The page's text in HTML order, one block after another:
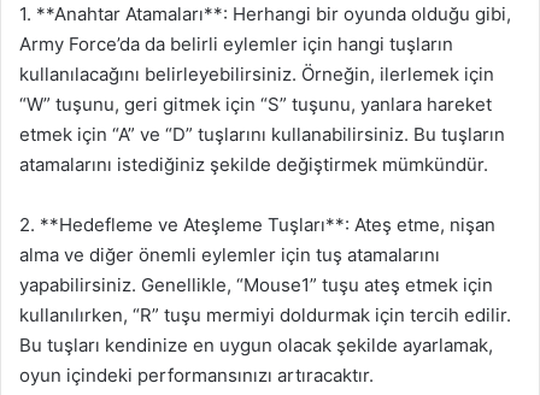
1. **Anahtar Atamaları**: Herhangi bir oyunda olduğu gibi,
Army Force’da da belirli eylemler için hangi tuşların
kullanılacağını belirleyebilirsiniz. Örneğin, ilerlemek için
“W” tuşunu, geri gitmek için “S” tuşunu, yanlara hareket
etmek için “A” ve “D” tuşlarını kullanabilirsiniz. Bu tuşların
atamalarını istediğiniz şekilde değiştirmek mümkündür.
2. **Hedefleme ve Ateşleme Tuşları**: Ateş etme, nişan
alma ve diğer önemli eylemler için tuş atamalarını
yapabilirsiniz. Genellikle, “Mouse1” tuşu ateş etmek için
kullanılırken, “R” tuşu mermiyi doldurmak için tercih edilir.
Bu tuşları kendinize en uygun olacak şekilde ayarlamak,
oyun içindeki performansınızı artıracaktır.